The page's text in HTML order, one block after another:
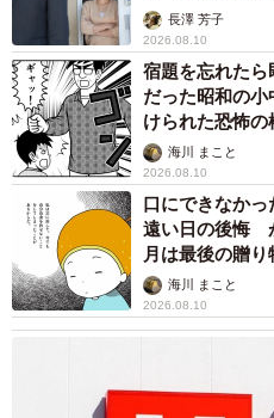
す【夫婦関係修
長澤 芳子
2026.08.10
宿題を忘れた
だった昭和の
けられた恐怖の
海川 まこと
2026.08.10
口にできなか
遠い日の後悔
月は最後の贈り
海川 まこと
2026.08.10